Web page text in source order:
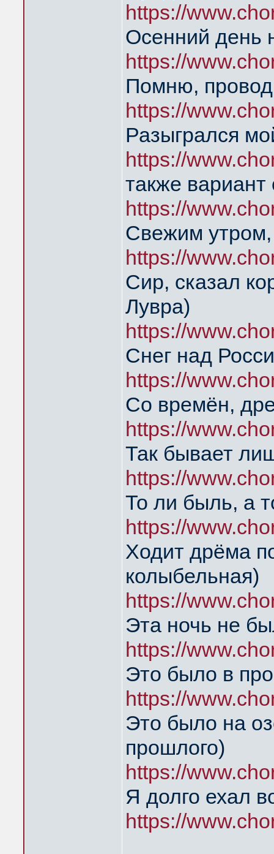
https://
Осенний день
https://
Помню,
https://
Разыгрался
https://
также вариант
https://
Свежим утром,
https://
Сир, сказал
Лувра)
https://
Снег над
https://
Со времён,
https://
Так бывает
https://
То ли быль, а
https://
Ходит дрёма
колыбельная)
https://
Эта ночь не
https://
Это было в
https://
Это было на
прошлого)
https://
Я долго ехал
https://